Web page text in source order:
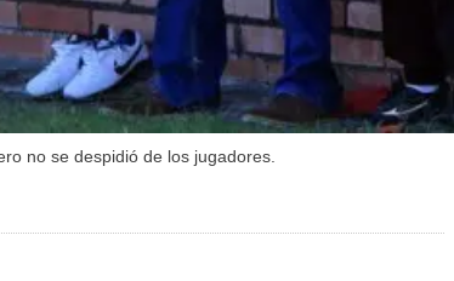
no se despidió de los jugadores.